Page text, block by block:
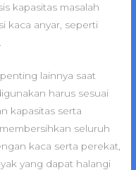
kapasitas masalah
kaca anyar, seperti
lainnya saat
harus sesuai
kapasitas serta
seluruh
kaca serta perekat,
yang dapat halangi